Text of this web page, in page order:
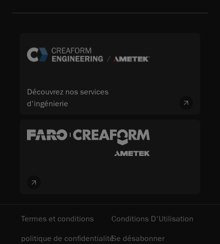
Découvrez nos services
d'ingénierie
Termes et conditions
Conditions D'Utilisation
politique de confidentialitéSe désabonner